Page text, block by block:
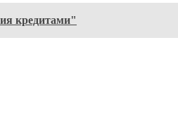
кредитами"